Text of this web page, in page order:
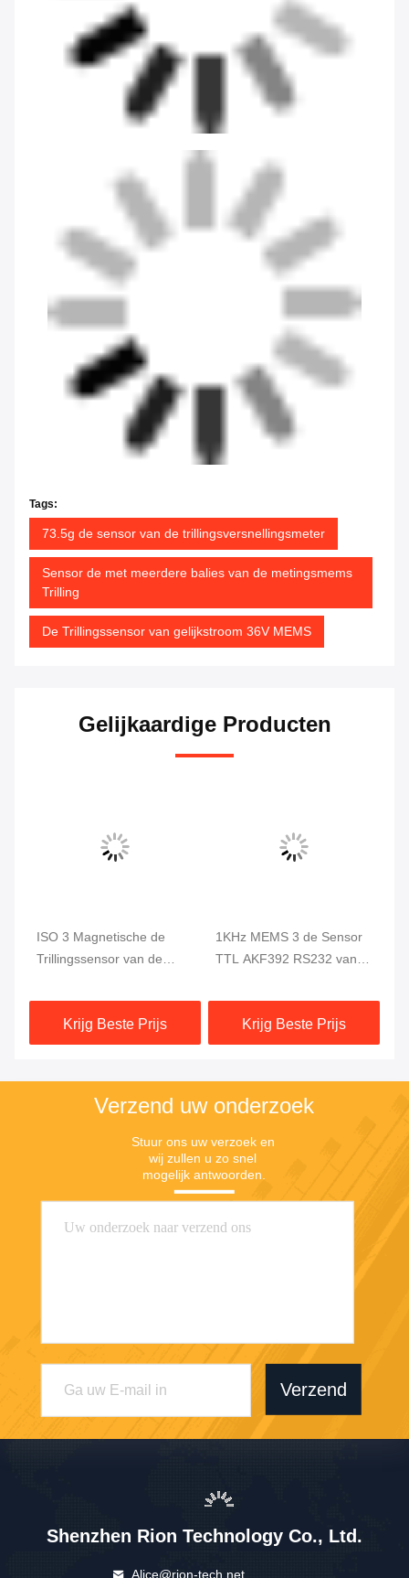
Tags:
73.5g de sensor van de trillingsversnellingsmeter
Sensor de met meerdere balies van de metingsmems
Trilling
De Trillingssensor van gelijkstroom 36V MEMS
Gelijkaardige Producten
ISO 3 Magnetische de
Trillingssensor van de
Versnellingsmeter 60mA
Krijg Beste Prijs
1KHz MEMS 3 de Sensor
TTL AKF392 RS232 van
Krijg Beste Prijs
Verzend uw onderzoek
Stuur ons uw verzoek en
wij zullen u zo snel
mogelijk antwoorden.
Verzend
Shenzhen Rion Technology Co., Ltd.
Alice@rion-tech.net